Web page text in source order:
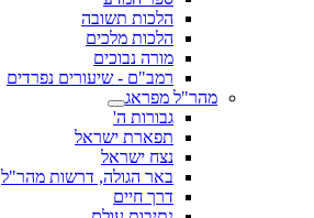
הלכות תשובה
הלכות מלכים
מורה נבוכים
רמב"ם - שיעורים נפרדים
מהר"ל מפראג
גבורות ה'
תפארת ישראל
נצח ישראל
באר הגולה, דרשות מהר"ל
דרך חיים